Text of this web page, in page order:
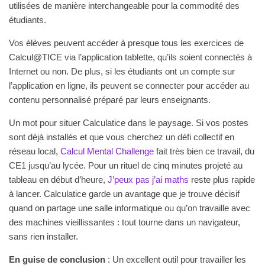
utilisées de manière interchangeable pour la commodité des
étudiants.
Vos élèves peuvent accéder à presque tous les exercices de
Calcul@TICE via l’application tablette, qu’ils soient connectés à
Internet ou non. De plus, si les étudiants ont un compte sur
l’application en ligne, ils peuvent se connecter pour accéder au
contenu personnalisé préparé par leurs enseignants.
Un mot pour situer Calculatice dans le paysage. Si vos postes
sont déjà installés et que vous cherchez un défi collectif en
réseau local, Calcul Mental Challenge fait très bien ce travail, du
CE1 jusqu’au lycée. Pour un rituel de cinq minutes projeté au
tableau en début d’heure, J’peux pas j’ai maths reste plus rapide
à lancer. Calculatice garde un avantage que je trouve décisif
quand on partage une salle informatique ou qu’on travaille avec
des machines vieillissantes : tout tourne dans un navigateur,
sans rien installer.
En guise de conclusion : Un excellent outil pour travailler les